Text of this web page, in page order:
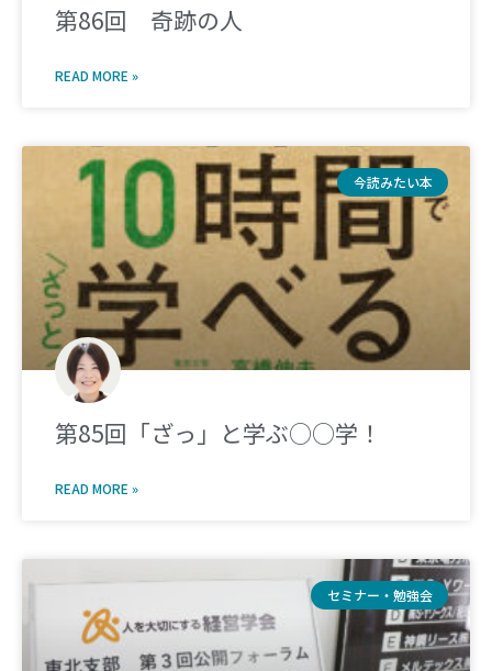
第86回 奇跡の人
READ MORE »
今読みたい本
第85回「ざっ」と学ぶ○○学！
READ MORE »
セミナー・勉強会